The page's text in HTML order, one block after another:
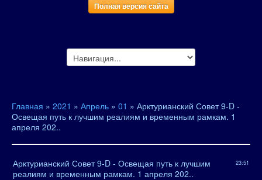
Полная версия сайта
Главная » 2021 » Апрель » 01 » Арктурианский Совет 9-D -
Освещая путь к лучшим реалиям и временным рамкам. 1
апреля 202..
23:51
Арктурианский Совет 9-D - Освещая путь к лучшим
реалиям и временным рамкам. 1 апреля 202..